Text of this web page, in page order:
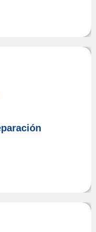
a fallar confíe en
resolver sus